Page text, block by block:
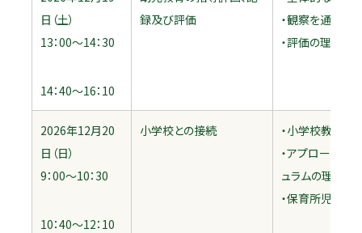
日（土）
13：00～14：30
14：40～16：10
録及び評価
・観察を通して
・評価の理解及
2026年12月20
日（日）
9：00～10：30
10：40～12：10
小学校との接続
・小学校教育と
・アプローチカ
ュラムの理解
・保育所児童保